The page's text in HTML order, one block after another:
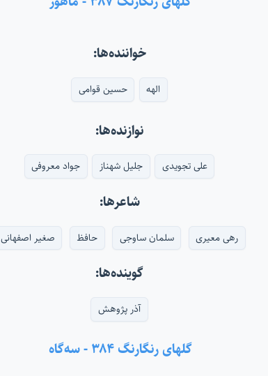
خواننده‌ها:
الهه حسین قوامی
نوازنده‌ها:
علی تجویدی جلیل شهناز جواد معروفی
شاعرها:
رهی معیری سلمان ساوجی حافظ صغیر اصفهانی
گوینده‌ها:
آذر پژوهش
گلهای رنگارنگ ۳۸۴ - سه‌گاه